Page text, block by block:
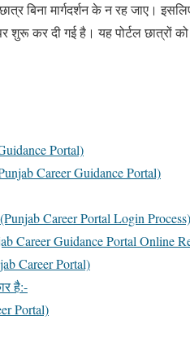
बिना मार्गदर्शन के न रह जाए।
कर दी गई है। यह पोर्टल छात्रों को
Portal)
Career Guidance Portal)
Career Portal Login Process)
Career Guidance Portal Online
Career Portal)
है:-
Portal)